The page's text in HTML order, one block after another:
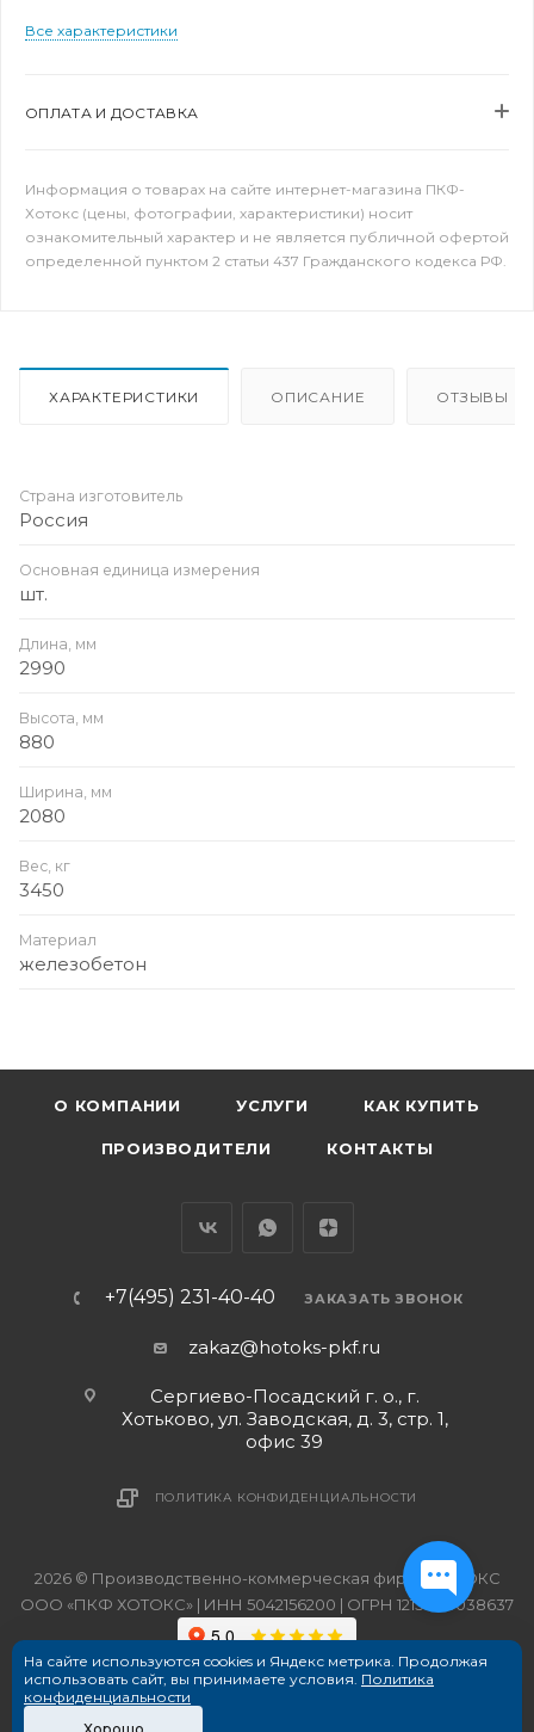
Все характеристики
ОПЛАТА И ДОСТАВКА
Информация о товарах на сайте интернет-магазина ПКФ-
Хотокс (цены, фотографии, характеристики) носит
ознакомительный характер и не является публичной офертой
определенной пунктом 2 статьи 437 Гражданского кодекса РФ.
ХАРАКТЕРИСТИКИ ОПИСАНИЕ ОТЗЫВЫ
Страна изготовитель
Россия
Основная единица измерения
шт.
Длина, мм
2990
Высота, мм
880
Ширина, мм
2080
Вес, кг
3450
Материал
железобетон
О КОМПАНИИ УСЛУГИ КАК КУПИТЬ
ПРОИЗВОДИТЕЛИ КОНТАКТЫ
+7(495) 231-40-40 ЗАКАЗАТЬ ЗВОНОК
zakaz@hotoks-pkf.ru
Сергиево-Посадский г. о., г.
Хотьково, ул. Заводская, д. 3, стр. 1,
офис 39
ПОЛИТИКА КОНФИДЕНЦИАЛЬНОСТИ
2026 © Производственно-коммерческая фирма ХОТОКС
ООО «ПКФ ХОТОКС» | ИНН 5042156200 | ОГРН 1215000038637
На сайте используются cookies и Яндекс метрика. Продолжая
использовать сайт, вы принимаете условия. Политика
конфиденциальности